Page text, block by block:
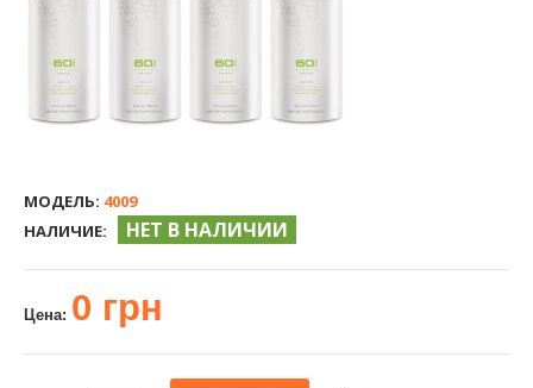
МОДЕЛЬ: 4009
НАЛИЧИЕ:
НЕТ В НАЛИЧИИ
Цена: 0 грн